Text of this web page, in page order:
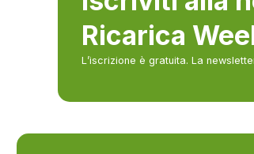
Ricarica
L’iscrizione è gratuita. La